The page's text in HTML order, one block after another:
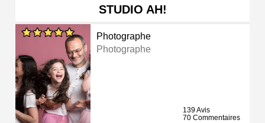
STUDIO AH!
Photographe
Photographe
139 Avis
70 Commentaires